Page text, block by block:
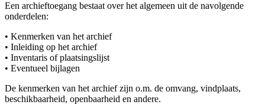
Een archieftoegang bestaat over het algemeen uit de navolgende
onderdelen:
• Kenmerken van het archief
• Inleiding op het archief
• Inventaris of plaatsingslijst
• Eventueel bijlagen
De kenmerken van het archief zijn o.m. de omvang, vindplaats,
beschikbaarheid, openbaarheid en andere.